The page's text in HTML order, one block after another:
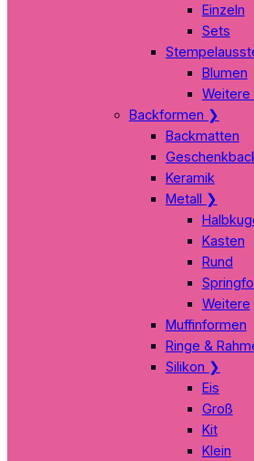
Einzeln
Sets
Blumen
Weitere
Backformen ❯
Backmatten
Keramik
Metall ❯
Kasten
Rund
Weitere
Muffinformen
Ringe &
Silikon ❯
Eis
Groß
Kit
Klein